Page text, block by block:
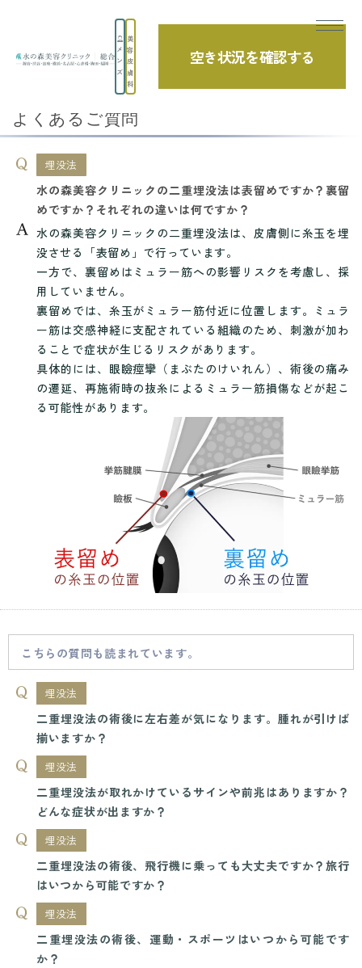
メ
ン
ズ
美
容
皮
膚
科
空き状況を確認する
TOP よくあるご質問
水の森美容クリニックの二重埋没法は表留め...
よくあるご質問
埋没法
水の森美容クリニックの二重埋没法は表留めですか？裏留
めですか？それぞれの違いは何ですか？
水の森美容クリニックの二重埋没法は、皮膚側に糸玉を埋
没させる「表留め」で行っています。
一方で、裏留めはミュラー筋への影響リスクを考慮し、採
用していません。
裏留めでは、糸玉がミュラー筋付近に位置します。ミュラ
ー筋は交感神経に支配されている組織のため、刺激が加わ
ることで症状が生じるリスクがあります。
具体的には、眼瞼痙攣（まぶたのけいれん）、術後の痛み
の遷延、再施術時の抜糸によるミュラー筋損傷などが起こ
る可能性があります。
こちらの質問も読まれています。
埋没法
二重埋没法の術後に左右差が気になります。腫れが引けば
揃いますか？
埋没法
二重埋没法が取れかけているサインや前兆はありますか？
どんな症状が出ますか？
埋没法
二重埋没法の術後、飛行機に乗っても大丈夫ですか？旅行
はいつから可能ですか？
埋没法
二重埋没法の術後、運動・スポーツはいつから可能です
か？